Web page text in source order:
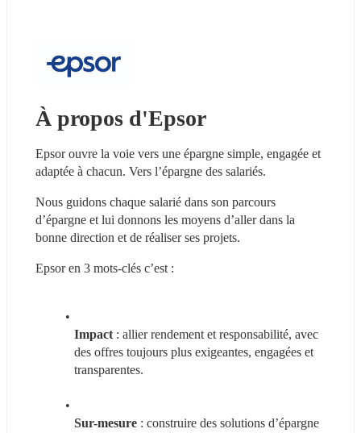
À propos d'Epsor
Epsor ouvre la voie vers une épargne simple, engagée et
adaptée à chacun. Vers l’épargne des salariés.
Nous guidons chaque salarié dans son parcours
d’épargne et lui donnons les moyens d’aller dans la
bonne direction et de réaliser ses projets.
Epsor en 3 mots-clés c’est :
Impact : allier rendement et responsabilité, avec
des offres toujours plus exigeantes, engagées et
transparentes.
Sur-mesure : construire des solutions d’épargne